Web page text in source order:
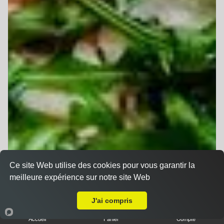
Accueil Panier Compte
Ce site Web utilise des cookies pour vous garantir la
meilleure expérience sur notre site Web
J'ai compris